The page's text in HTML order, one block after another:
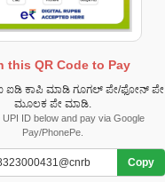
this QR Code to Pay
ಐಡಿ ಕಾಪಿ ಮಾಡಿ ಗೂಗಲ್ ಪೇ/ಫೋನ್ ಪೇ
ಮೂಲಕ ಪೇ ಮಾಡಿ.
ID below and pay via Google
Pay/PhonePe.
Copy